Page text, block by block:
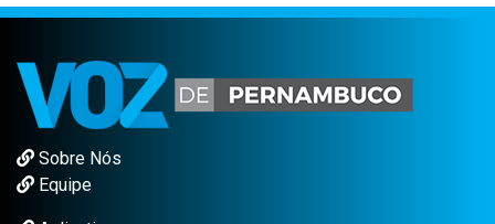
Sobre Nós
Equipe